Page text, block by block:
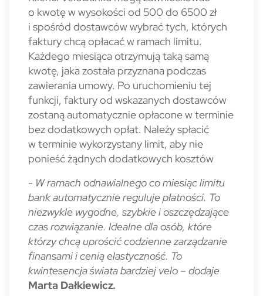
o kwotę w wysokości od 500 do 6500 zł
i spośród dostawców wybrać tych, których
faktury chcą opłacać w ramach limitu.
Każdego miesiąca otrzymują taką samą
kwotę, jaka została przyznana podczas
zawierania umowy. Po uruchomieniu tej
funkcji, faktury od wskazanych dostawców
zostaną automatycznie opłacone w terminie
bez dodatkowych opłat. Należy spłacić
w terminie wykorzystany limit, aby nie
ponieść żądnych dodatkowych kosztów
- W ramach odnawialnego co miesiąc limitu
bank automatycznie reguluje płatności. To
niezwykle wygodne, szybkie i oszczędzające
czas rozwiązanie. Idealne dla osób, które
którzy chcą uprościć codzienne zarządzanie
finansami i cenią elastyczność. To
kwintesencja świata bardziej velo – dodaje
Marta Dałkiewicz.